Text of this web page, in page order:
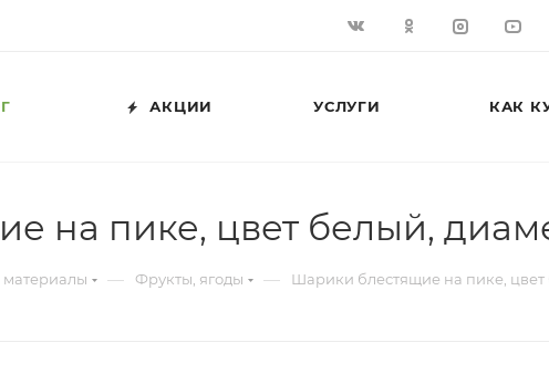
АКЦИИ УСЛУГИ КАК
на пике, цвет белый,
материалы — Фрукты, ягоды — Шарики блестящие на пике,